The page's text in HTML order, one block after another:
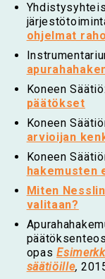
ohjelmat
Koneen Säätiö:
päätökset
Koneen
arvioijan
Koneen
hakemusten
Miten
valitaan?
opas
säätiöille,